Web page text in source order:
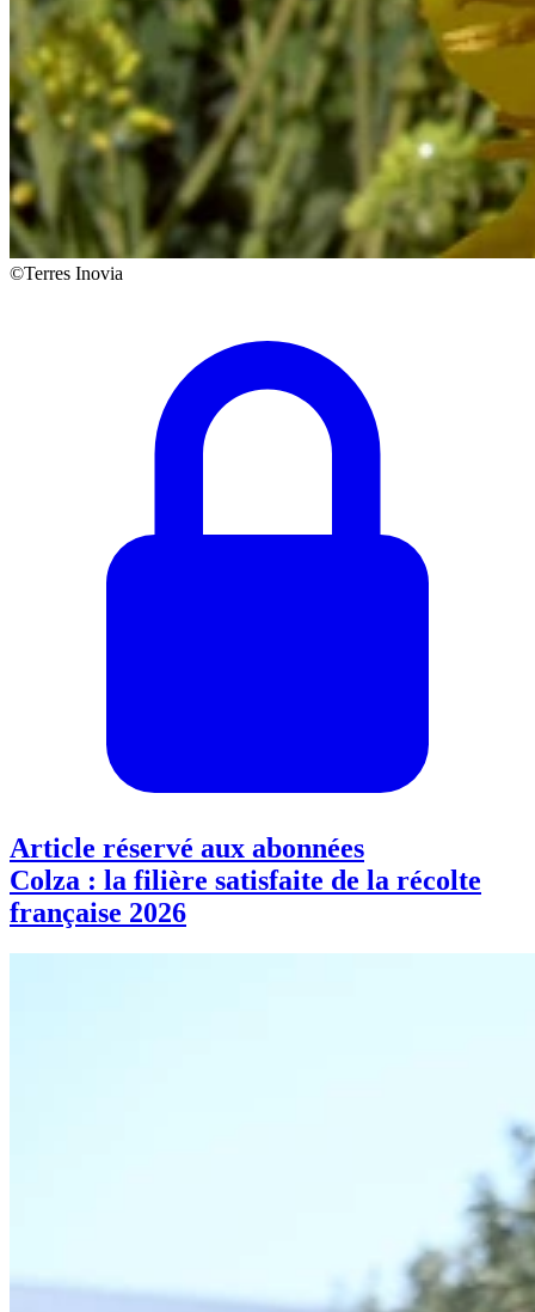
©Terres Inovia
Article réservé aux abonnées
Colza : la filière satisfaite de la récolte
française 2026